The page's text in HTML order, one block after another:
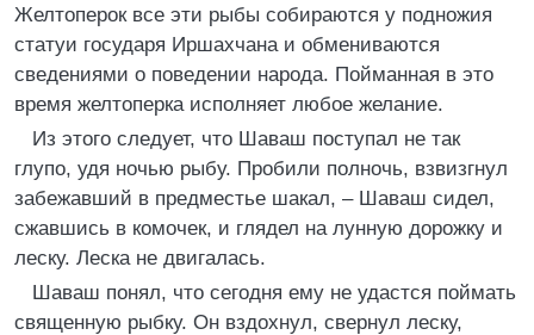
Желтоперок все эти рыбы собираются у подножия
статуи государя Иршахчана и обмениваются
сведениями о поведении народа. Пойманная в это
время желтоперка исполняет любое желание.
Из этого следует, что Шаваш поступал не так
глупо, удя ночью рыбу. Пробили полночь, взвизгнул
забежавший в предместье шакал, – Шаваш сидел,
сжавшись в комочек, и глядел на лунную дорожку и
леску. Леска не двигалась.
Шаваш понял, что сегодня ему не удастся поймать
священную рыбку. Он вздохнул, свернул леску,